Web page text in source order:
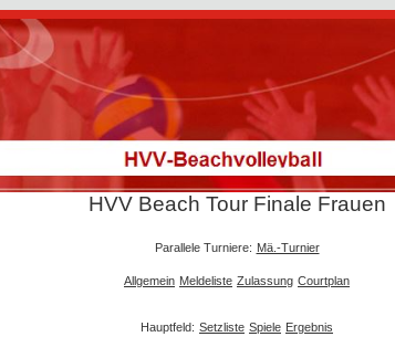
HVV Beach Tour Finale Frauen
Parallele Turniere: Mä.-Turnier
Allgemein Meldeliste Zulassung Courtplan
Hauptfeld: Setzliste Spiele Ergebnis